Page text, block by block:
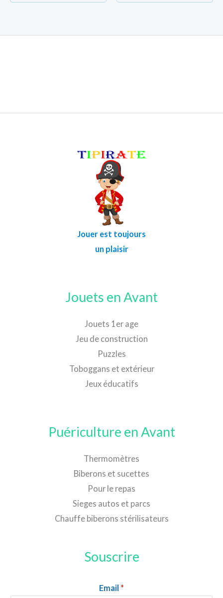
Jouer est toujours
un plaisir
Jouets en Avant
Jouets 1er age
Jeu de construction
Puzzles
Toboggans et extérieur
Jeux éducatifs
Puériculture en Avant
Thermomètres
Biberons et sucettes
Pour le repas
Sieges autos et parcs
Chauffe biberons stérilisateurs
Souscrire
Email *